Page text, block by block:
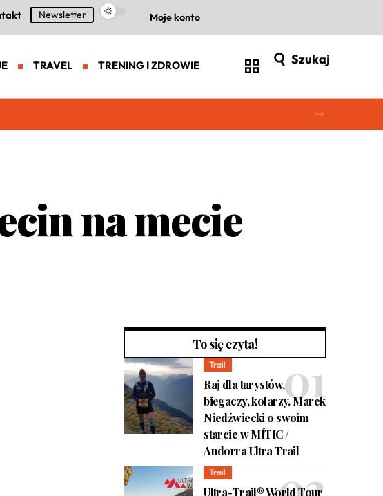
Newsletter Moje konto
TRAVEL TRENING I ZDROWIE Szukaj
na mecie
To się czyta!
Trail
Raj dla turystów,
biegaczy, kolarzy. Marek
Niedźwiecki o swoim
starcie w MÍTIC /
Andorra Ultra Trail
Trail
Ultra-Trail® World Tour